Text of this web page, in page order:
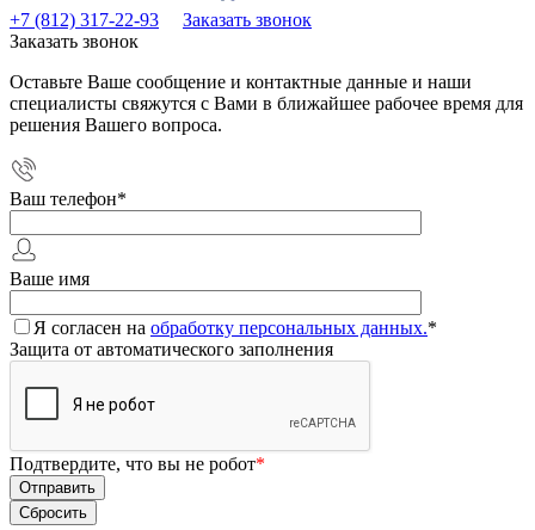
+7 (812) 317-22-93
Заказать звонок
Заказать звонок
Оставьте Ваше сообщение и контактные данные и наши
специалисты свяжутся с Вами в ближайшее рабочее время для
решения Вашего вопроса.
Ваш телефон*
Ваше имя
Я согласен на обработку персональных данных.*
Защита от автоматического заполнения
Подтвердите, что вы не робот*